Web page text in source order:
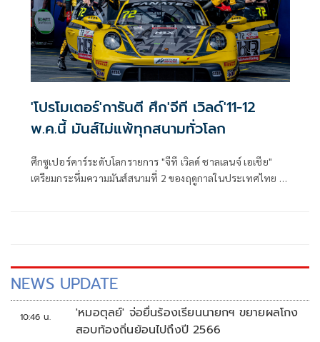
'โปรโมเตอร์'การันตี ศึก'จีที เวิลด์'11-12
พ.ค.นี้ มันส์ไม่แพ้ทุกสนามทั่วโลก
ศึกซูเปอร์คาร์ระดับโลกรายการ "จีที เวิลด์ ชาลเลนจ์ เอเชีย"
เตรียมกระหึ่มความมันส์สนามที่ 2 ของฤดูกาลในประเทศไทย ที่
เกมระดับเวิลด์คลาส 11-12 พฤษภาคมนี้
NEWS UPDATE
10:46 น.
'หมอตุลย์' จ่อยื่นร้องเรียนนายกฯ ขยายผลโกง
สอบท้องถิ่นย้อนไปถึงปี 2566